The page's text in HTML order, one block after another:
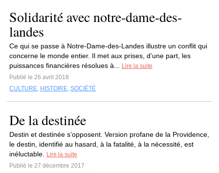
Solidarité avec notre-dame-des-
landes
Ce qui se passe à Notre-Dame-des-Landes illustre un conflit qui
concerne le monde entier. Il met aux prises, d’une part, les
puissances financières résolues à...
Lire la suite
Publié le 26 avril 2018
CULTURE, HISTOIRE, SOCIÉTÉ
De la destinée
Destin et destinée s’opposent. Version profane de la Providence,
le destin, identifié au hasard, à la fatalité, à la nécessité, est
inéluctable.
Lire la suite
Publié le 27 décembre 2017